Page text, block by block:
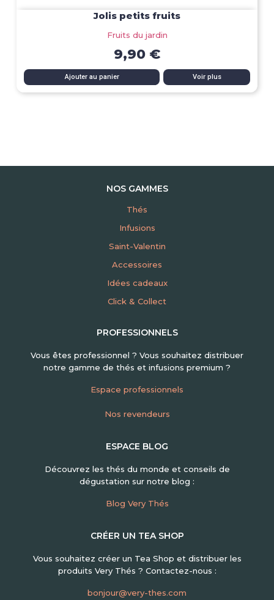
Jolis petits fruits
Fruits du jardin
9,90 €
Ajouter au panier Voir plus
NOS GAMMES
Thés
Infusions
Saint-Valentin
Accessoires
Idées cadeaux
Click & Collect
PROFESSIONNELS
Vous êtes professionnel ? Vous souhaitez distribuer
notre gamme de thés et infusions premium ?
Espace professionnels
Nos revendeurs
ESPACE BLOG
Découvrez les thés du monde et conseils de
dégustation sur notre blog :
Blog Very Thés
CRÉER UN TEA SHOP
Vous souhaitez créer un Tea Shop et distribuer les
produits Very Thés ? Contactez-nous :
bonjour@very-thes.com